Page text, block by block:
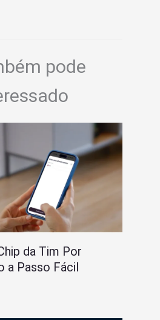
pode
da Tim Por
a Passo Fácil